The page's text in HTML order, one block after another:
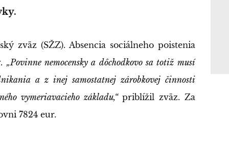
zväz (SŽZ). Absencia sociálneho poistenia
„Povinne nemocensky a dôchodkovo sa totiž musí
a z inej samostatnej zárobkovej činnosti
vymeriavacieho základu,“priblížil zväz. Za
7824 eur.